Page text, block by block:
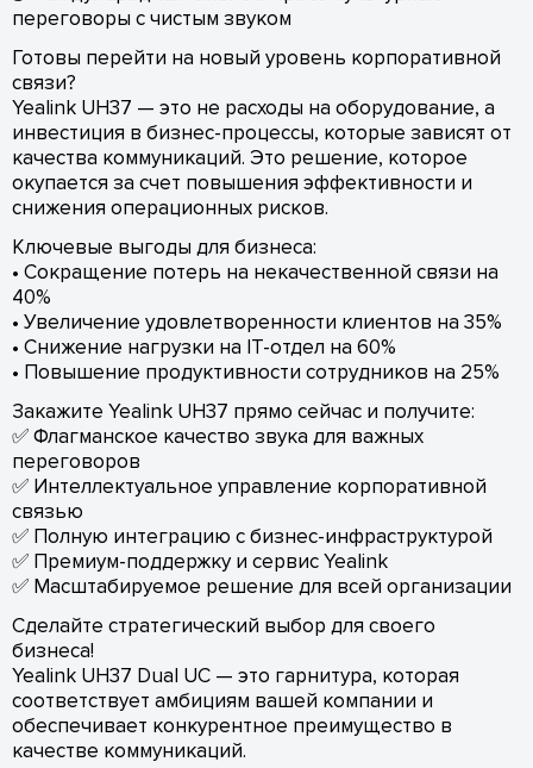
переговоры с чистым звуком
Готовы перейти на новый уровень корпоративной
связи?
Yealink UH37 — это не расходы на оборудование, а
инвестиция в бизнес-процессы, которые зависят от
качества коммуникаций. Это решение, которое
окупается за счет повышения эффективности и
снижения операционных рисков.
Ключевые выгоды для бизнеса:
• Сокращение потерь на некачественной связи на
40%
• Увеличение удовлетворенности клиентов на 35%
• Снижение нагрузки на IT-отдел на 60%
• Повышение продуктивности сотрудников на 25%
Закажите Yealink UH37 прямо сейчас и получите:
✅ Флагманское качество звука для важных
переговоров
✅ Интеллектуальное управление корпоративной
связью
✅ Полную интеграцию с бизнес-инфраструктурой
✅ Премиум-поддержку и сервис Yealink
✅ Масштабируемое решение для всей организации
Сделайте стратегический выбор для своего
бизнеса!
Yealink UH37 Dual UC — это гарнитура, которая
соответствует амбициям вашей компании и
обеспечивает конкурентное преимущество в
качестве коммуникаций.